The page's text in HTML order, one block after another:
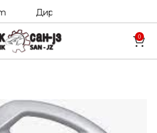
Директни увозници на
0